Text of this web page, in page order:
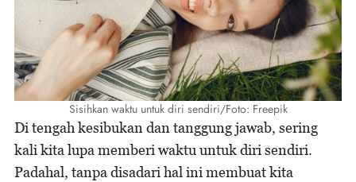
Sisihkan waktu untuk diri sendiri/Foto: Freepik
Di tengah kesibukan dan tanggung jawab, sering
kali kita lupa memberi waktu untuk diri sendiri.
Padahal, tanpa disadari hal ini membuat kita